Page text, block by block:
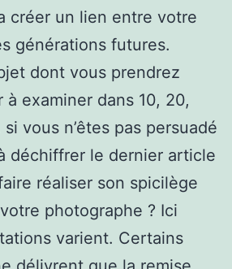
créer un lien entre votre
générations futures.
dont vous prendrez
examiner dans 10, 20,
vous n’êtes pas persuadé
déchiffrer le dernier article
réaliser son spicilège
photographe ? Ici
varient. Certains